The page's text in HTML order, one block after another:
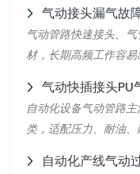
气动接头漏气故
气动管路快速接头、
材，长期高频工作容
气动快插接头PU
自动化设备气动管路
类，适配压力、耐油
自动化产线气动